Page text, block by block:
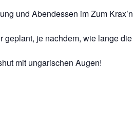
und Abendessen im Zum
geplant, je nachdem, wie lange
mit ungarischen Augen!